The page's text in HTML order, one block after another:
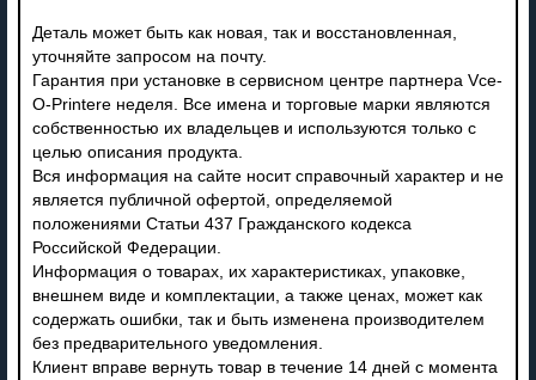
Деталь может быть как новая, так и восстановленная,
уточняйте запросом на почту.
Гарантия при установке в сервисном центре партнера Vce-
O-Printere неделя. Все имена и торговые марки являются
собственностью их владельцев и используются только с
целью описания продукта.
Вся информация на сайте носит справочный характер и не
является публичной офертой, определяемой
положениями Статьи 437 Гражданского кодекса
Российской Федерации.
Информация о товарах, их характеристиках, упаковке,
внешнем виде и комплектации, а также ценах, может как
содержать ошибки, так и быть изменена производителем
без предварительного уведомления.
Клиент вправе вернуть товар в течение 14 дней с момента